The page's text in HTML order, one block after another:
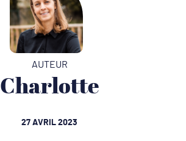
AUTEUR
Charlotte
27 AVRIL 2023